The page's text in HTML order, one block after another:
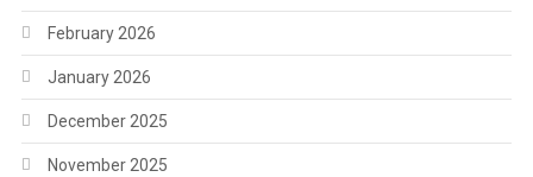
February 2026
January 2026
December 2025
November 2025